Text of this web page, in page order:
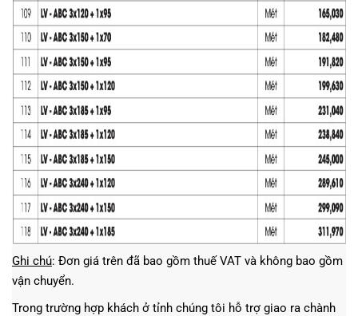
Ghi chú: Đơn giá trên đã bao gồm thuế VAT và không bao gồm
vận chuyển.
Trong trường hợp khách ở tỉnh chúng tôi hỗ trợ giao ra chành